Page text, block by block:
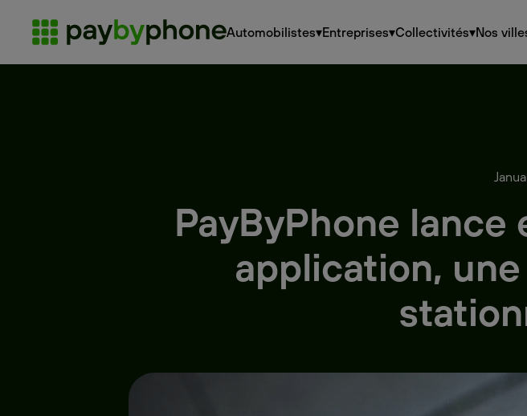
Automobilistes▾Entreprises▾Collectivités▾Nos
PayByPhone lance
application,